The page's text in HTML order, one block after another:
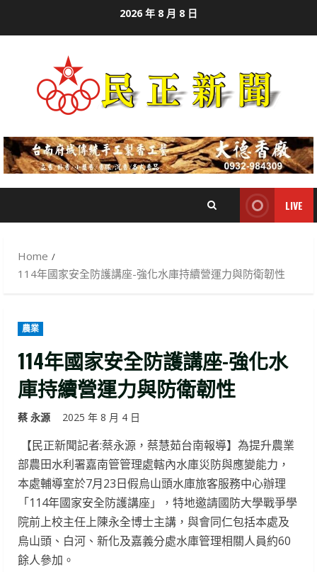
2026 年 8 月 8 日
LIVE
Home
114年國家安全防護講座-強化水庫持續營運力與防衛韌性
農業
114年國家安全防護講座-強化水
庫持續營運力與防衛韌性
蔡 永源 2025 年 8 月 4 日
【民正新聞記者:蔡永源，蔡慧茹台南報導】為提升農業
部農田水利署嘉南管管理處轄內水庫災防與應變能力，
本處輔導室於7月23日假烏山頭水庫旅客服務中心辦理
「114年國家安全防護講座」，特地邀請國防大學戰爭學
院前上校主任上陳永全博士主講，與會同仁包括本處及
烏山頭、白河、新化及嘉義分處水庫管理相關人員約60
餘人參加。